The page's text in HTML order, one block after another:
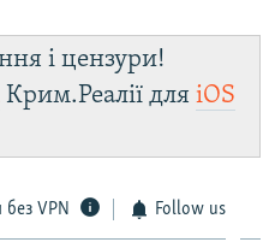
і цензури!
Крим.Реалії для iOS
без VPN Follow us